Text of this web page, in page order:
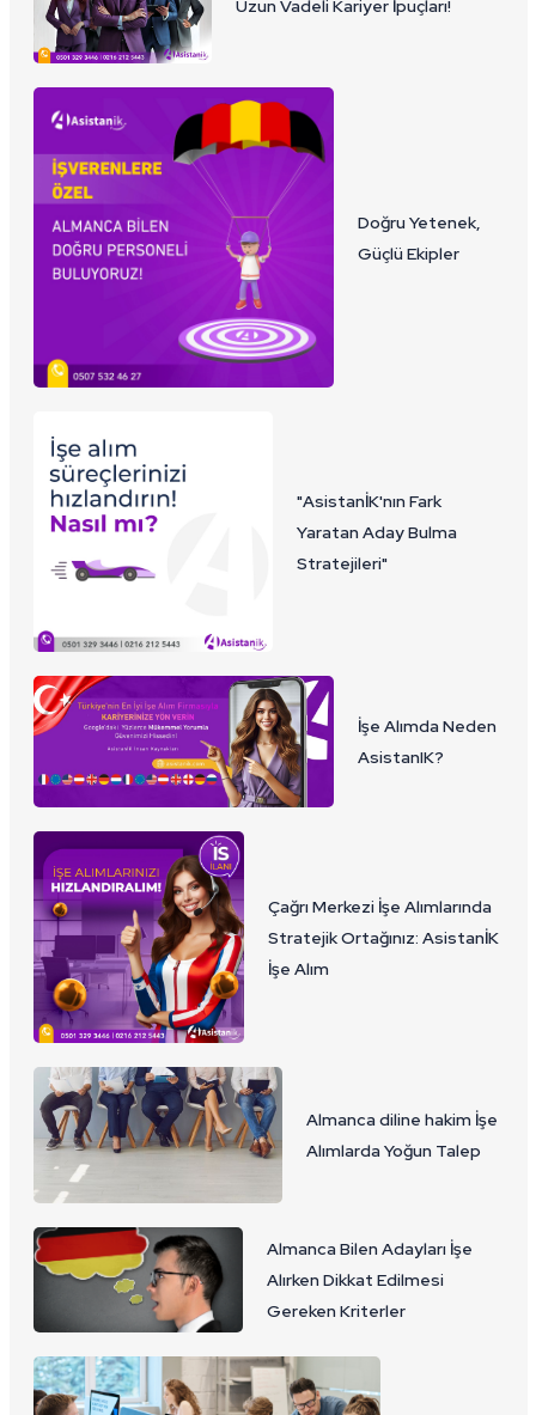
Uzun Vadeli Kariyer İpuçları!
Doğru Yetenek,
Güçlü Ekipler
"AsistanİK'nın Fark
Yaratan Aday Bulma
Stratejileri"
İşe Alımda Neden
AsistanIK?
Çağrı Merkezi İşe Alımlarında
Stratejik Ortağınız: AsistanİK
İşe Alım
Almanca diline hakim İşe
Alımlarda Yoğun Talep
Almanca Bilen Adayları İşe
Alırken Dikkat Edilmesi
Gereken Kriterler